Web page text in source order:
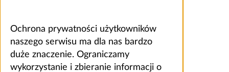
Ochrona prywatności użytkowników
naszego serwisu ma dla nas bardzo
duże znaczenie. Ograniczamy
wykorzystanie i zbieranie informacji o